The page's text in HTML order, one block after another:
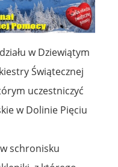
w Dziewiątym
Świątecznej
uczestniczyć
w Dolinie Pięciu
w schronisku